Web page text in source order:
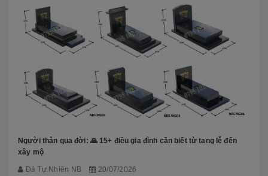
Người thân qua đời: 🙏 15+ điều gia đình cần biết từ tang lễ đến
xây mộ
Đá Tự Nhiên NB 20/07/2026